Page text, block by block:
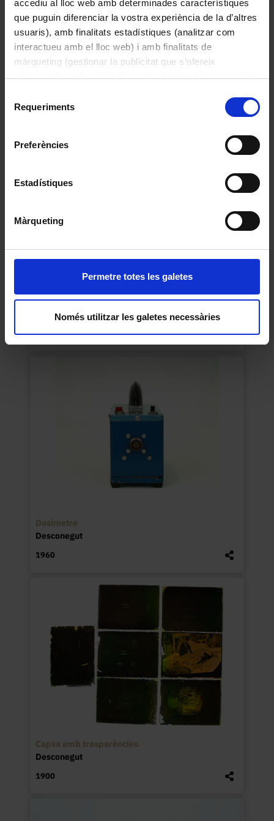
accediu al lloc web amb determinades característiques
que puguin diferenciar la vostra experiència de la d’altres
usuaris), amb finalitats estadístiques (analitzar com
interactueu amb el lloc web) i amb finalitats de
màrqueting (gestionar la publicitat que s’ofereix
adequant-la en funció dels vostres hàbits de navegació).
consultar laPolítica de galetes del lloc web de la
Requeriments
Preferències
Estadístiques
Màrqueting
Permetre totes les galetes
Només utilitzar les galetes necessàries
Multímetre analògic
1970
Conjunt didàctic per a experiments d’electricitat
Desconegut
1950
Dosímetre
Desconegut
1960
Capsa amb trasparències
Desconegut
1900